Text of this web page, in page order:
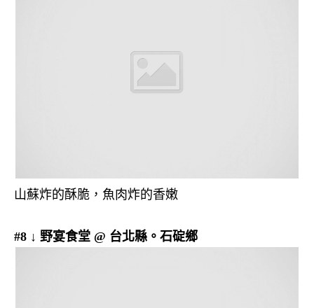
山蘇炸的酥脆，魚肉炸的香嫩
#8 ↓ 野宴食堂 @ 台北縣。石碇鄉